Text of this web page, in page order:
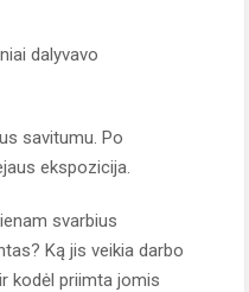
dalyvavo
savitumu. Po
ekspozicija.
svarbius
Ką jis veikia darbo
kodėl priimta jomis